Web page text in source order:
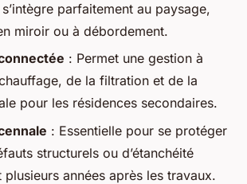
parfaitement au paysage,
miroir ou à débordement.
: Permet une gestion à
de la filtration et de la
pour les résidences secondaires.
: Essentielle pour se protéger
structurels ou d’étanchéité
plusieurs années après les travaux.